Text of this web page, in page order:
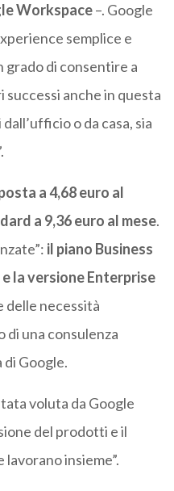
Workspace–. Google
semplice e
di consentire a
anche in questa
o da casa, sia
a 4,68 euro al
a 9,36 euro al mese.
il piano Business
e la versione Enterprise
delle necessità
di una consulenza
Google.
voluta da Google
del prodotti e il
insieme”.